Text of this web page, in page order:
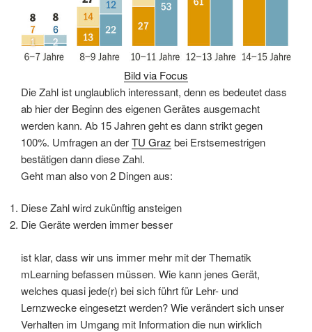
Bild via Focus
Die Zahl ist unglaublich interessant, denn es bedeutet dass
ab hier der Beginn des eigenen Gerätes ausgemacht
werden kann. Ab 15 Jahren geht es dann strikt gegen
100%. Umfragen an derTU Graz bei Erstsemestrigen
bestätigen dann diese Zahl.
Geht man also von 2 Dingen aus:
Diese Zahl wird zukünftig ansteigen
Die Geräte werden immer besser
ist klar, dass wir uns immer mehr mit der Thematik
mLearning befassen müssen. Wie kann jenes Gerät,
welches quasi jede(r) bei sich führt für Lehr- und
Lernzwecke eingesetzt werden? Wie verändert sich unser
Verhalten im Umgang mit Information die nun wirklich